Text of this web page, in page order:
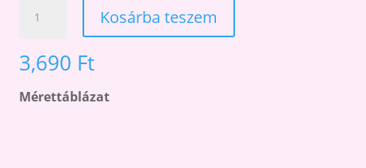
TÉLI
MOLETT
HARISNYA
Kosárba teszem
3,690 Ft
Mérettáblázat